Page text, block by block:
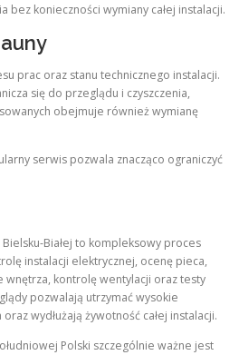
bez konieczności wymiany całej instalacji.
prac oraz stanu technicznego instalacji.
się do przeglądu i czyszczenia,
obejmuje również wymianę
serwis pozwala znacząco ograniczyć
Białej to kompleksowy proces
instalacji elektrycznej, ocenę pieca,
wnętrza, kontrolę wentylacji oraz testy
pozwalają utrzymać wysokie
wydłużają żywotność całej instalacji.
Polski szczególnie ważne jest